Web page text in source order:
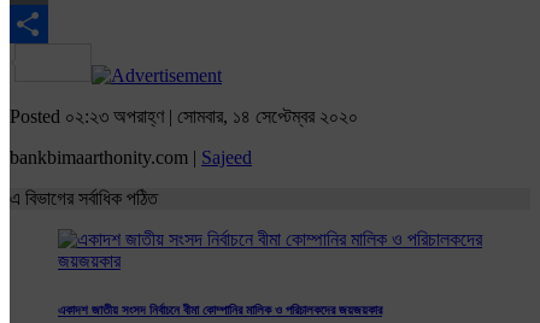
Email
Share
Posted ০২:২৩ অপরাহ্ণ | সোমবার, ১৪ সেপ্টেম্বর ২০২০
bankbimaarthonity.com | Sajeed
এ বিভাগের সর্বাধিক পঠিত
একাদশ জাতীয় সংসদ নির্বাচনে বীমা কোম্পানির মালিক ও পরিচালকদের জয়জয়কার